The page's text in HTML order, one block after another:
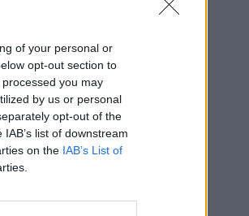
of your personal or
opt-out section to
you may
by us or personal
opt-out of the
list of downstream
on the IAB’s List of